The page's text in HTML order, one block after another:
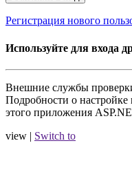
Регистрация нового
Используйте для входа
Внешние службы
Подробности о настройке
этого приложения
view | Switch to